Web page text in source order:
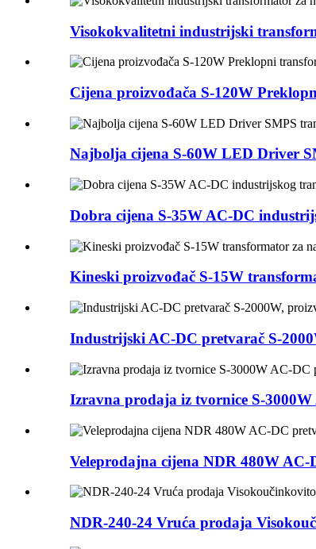
Visokokvalitetni industrijski
Cijena proizvođača S-120W
Najbolja cijena S-60W LED Driver
Dobra cijena S-35W AC-DC
Kineski proizvođač S-15W
Industrijski AC-DC pretvarač S-
Izravna prodaja iz tvornice S-
Veleprodajna cijena NDR 480W
NDR-240-24 Vruća prodaja